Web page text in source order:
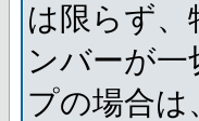
は限らず
ンバーが
プの場合